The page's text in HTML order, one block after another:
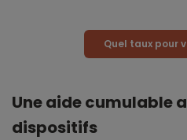
Quel taux pour
Une aide cumulable
dispositifs